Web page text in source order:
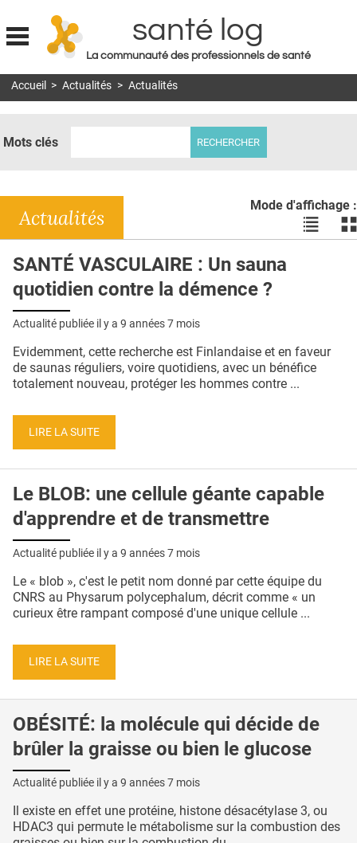
Jump to navigation
santé log
La communauté des professionnels de santé
MON COMPTE
DOSSIERS
RÉSEAUX
E-REVUE SAD
THÉMA
QUI SOMMES-NOUS ?
CONDITIONS GÉNÉRALES
CRÉDITS
Accueil > Actualités > Actualités
Mots clés
Mode d'affichage :
Voir
les
les
Actualités
SANTÉ VASCULAIRE : Un sauna
quotidien contre la démence ?
Actualité publiée il y a 9 années 7 mois
Evidemment, cette recherche est Finlandaise et en faveur
de saunas réguliers, voire quotidiens, avec un bénéfice
totalement nouveau, protéger les hommes contre ...
LIRE LA SUITE
Le BLOB: une cellule géante capable
d'apprendre et de transmettre
Actualité publiée il y a 9 années 7 mois
Le « blob », c'est le petit nom donné par cette équipe du
CNRS au Physarum polycephalum, décrit comme « un
curieux être rampant composé d'une unique cellule ...
LIRE LA SUITE
OBÉSITÉ: la molécule qui décide de
brûler la graisse ou bien le glucose
Actualité publiée il y a 9 années 7 mois
Il existe en effet une protéine, histone désacétylase 3, ou
HDAC3 qui permute le métabolisme sur la combustion des